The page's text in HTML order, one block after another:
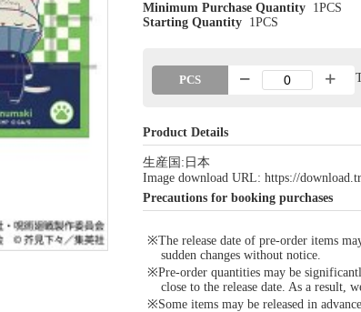
Minimum Purchase Quantity
1PCS
Starting Quantity
1PCS
PCS
Product Details
生産国:日本
Image download URL: https://
Precautions for booking purchases
※The release date of pre-order items
sudden changes without notice.
※Pre-order quantities may be
close to the release date. As a
※Some items may be released in